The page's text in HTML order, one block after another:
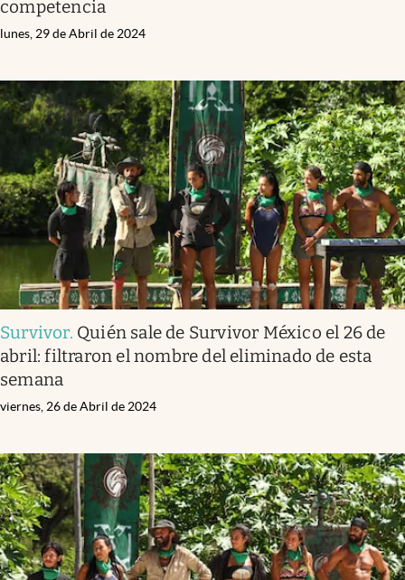
competencia
lunes, 29 de Abril de 2024
Survivor. Quién sale de Survivor México el 26 de
abril: filtraron el nombre del eliminado de esta
semana
viernes, 26 de Abril de 2024